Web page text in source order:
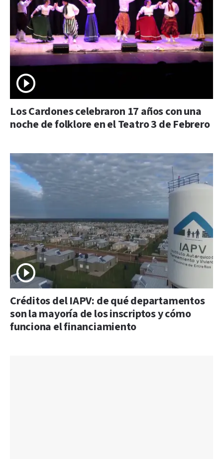
Los Cardones celebraron 17 años con una
noche de folklore en el Teatro 3 de Febrero
Créditos del IAPV: de qué departamentos
son la mayoría de los inscriptos y cómo
funciona el financiamiento